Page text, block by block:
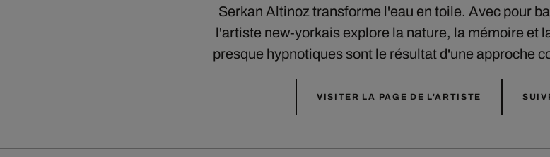
Serkan Altinoz transforme l'eau en toile. Avec pour
l'artiste new-yorkais explore la nature, la mémoire et
presque hypnotiques sont le résultat d'une approche
VISITER LA PAGE DE L'ARTISTE